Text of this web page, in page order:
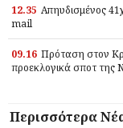
12.35 Απηυδισμένος
mail
09.16 Πρόταση στον
προεκλογικά σποτ
Περισσότερα